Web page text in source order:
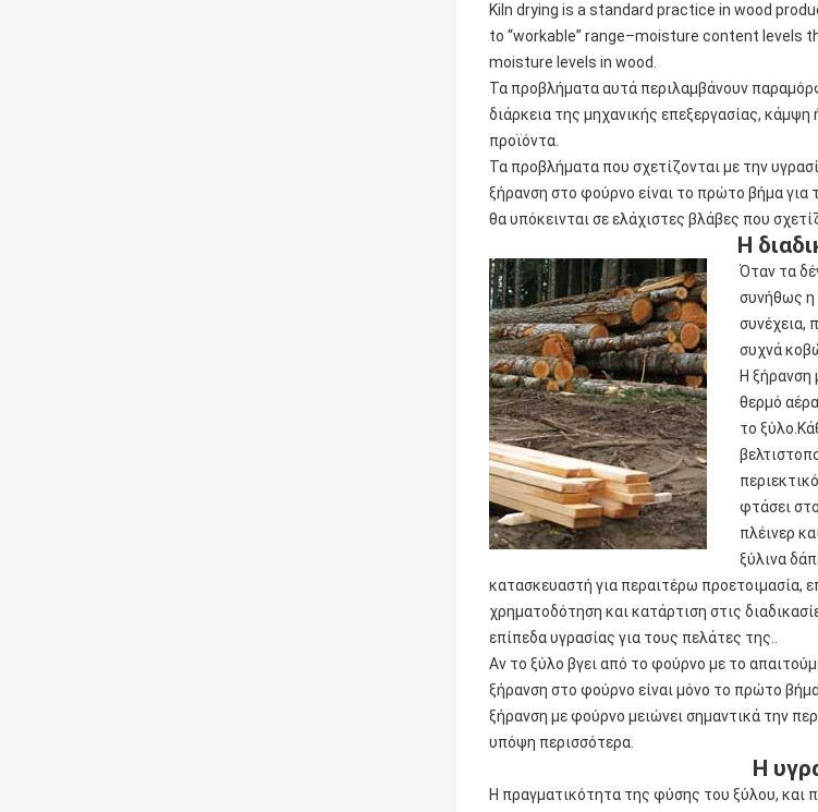
Kiln drying is a standard practice in wood
to “workable” range–moisture content levels
moisture levels in wood.
Τα προβλήματα αυτά περιλαμβάνουν
διάρκεια της μηχανικής επεξεργασίας,
προϊόντα.
Τα προβλήματα που σχετίζονται με την
ξήρανση στο φούρνο είναι το πρώτο βήμα για
θα υπόκεινται σε ελάχιστες βλάβες που
Η
Όταν τα
συνήθως η
συνέχεια,
συχνά
Η ξήρανση
θερμό
το
φτάσει
πλέινερ
ξύλινα
κατασκευαστή για περαιτέρω προετοιμασία,
χρηματοδότηση και κατάρτιση στις
επίπεδα υγρασίας για τους πελάτες της..
Αν το ξύλο βγει από το φούρνο με το
ξήρανση στο φούρνο είναι μόνο το πρώτο
ξήρανση με φούρνο μειώνει σημαντικά την
υπόψη περισσότερα.
Η
Η πραγματικότητα της φύσης του ξύλου, και